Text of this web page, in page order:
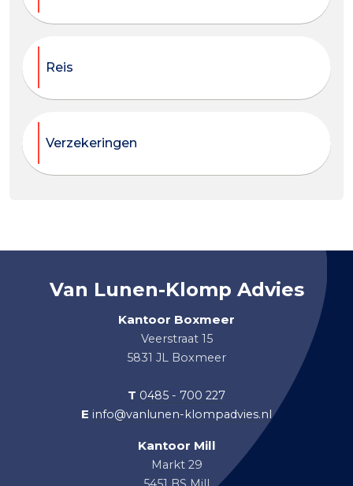
Reis
Verzekeringen
Van Lunen-Klomp Advies
Kantoor Boxmeer
Veerstraat 15
5831 JL Boxmeer
T 0485 - 700 227
E info@vanlunen-klompadvies.nl
Kantoor Mill
Markt 29